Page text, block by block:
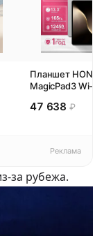
Планшет
MagicPad3 Wi-Fi,
Snapdragon 8,
47 638 ₽
Реклама
за рубежа.